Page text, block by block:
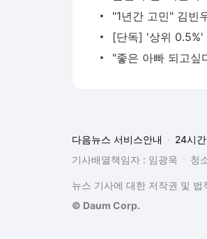
다음뉴스 서비스안내 24시
기사배열책임자 : 임광욱
청
뉴스 기사에 대한 저작권 및
© Daum Corp.